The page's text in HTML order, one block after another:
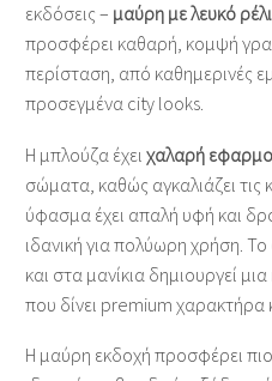
εκδόσεις – μαύρη με λευκό ρέλι
προσφέρει καθαρή, κομψή
περίσταση, από καθημερινές
προσεγμένα city looks.
Η μπλούζα έχει χαλαρή
σώματα, καθώς αγκαλιάζει τις
ύφασμα έχει απαλή υφή και
ιδανική για πολύωρη χρήση. Το
και στα μανίκια δημιουργεί
που δίνει premium χαρακτήρα
Η μαύρη εκδοχή προσφέρει